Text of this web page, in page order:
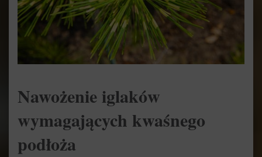
Nawożenie iglaków
wymagających kwaśnego
podłoża